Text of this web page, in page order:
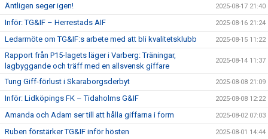
Äntligen seger igen! 2025-08-17 21:40
Inför: TG&IF – Herrestads AIF 2025-08-16 21:24
Ledarmöte om TG&IF:s arbete med att bli kvalitetsklubb 2025-08-15 11:22
Rapport från P15-lagets läger i Varberg: Träningar,
lagbyggande och träff med en allsvensk giffare
2025-08-14 11:37
Tung Giff-förlust i Skaraborgsderbyt 2025-08-08 21:09
Inför: Lidköpings FK – Tidaholms G&IF 2025-08-08 12:22
Amanda och Adam ser till att hålla giffarna i form 2025-08-02 07:03
Ruben förstärker TG&IF inför hösten 2025-08-01 14:44